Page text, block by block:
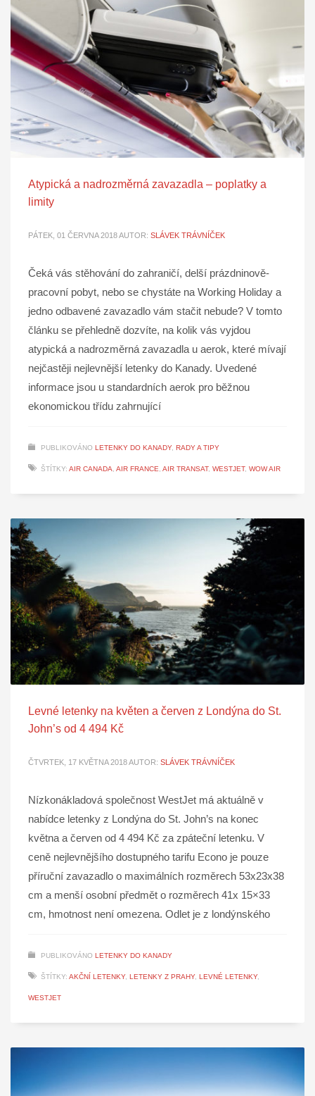
Atypická a nadrozměrná zavazadla – poplatky a
limity
PÁTEK, 01 ČERVNA 2018AUTOR: SLÁVEK TRÁVNÍČEK
Čeká vás stěhování do zahraničí, delší prázdninově-
pracovní pobyt, nebo se chystáte na Working Holiday a
jedno odbavené zavazadlo vám stačit nebude? V tomto
článku se přehledně dozvíte, na kolik vás vyjdou
atypická a nadrozměrná zavazadla u aerok, které mívají
nejčastěji nejlevnější letenky do Kanady. Uvedené
informace jsou u standardních aerok pro běžnou
ekonomickou třídu zahrnující
PUBLIKOVÁNO LETENKY DO KANADY, RADY A TIPY
ŠTÍTKY: AIR CANADA, AIR FRANCE, AIR TRANSAT, WESTJET, WOW AIR
Levné letenky na květen a červen z Londýna do St.
John’s od 4 494 Kč
ČTVRTEK, 17 KVĚTNA 2018AUTOR: SLÁVEK TRÁVNÍČEK
Nízkonákladová společnost WestJet má aktuálně v
nabídce letenky z Londýna do St. John’s na konec
května a červen od 4 494 Kč za zpáteční letenku. V
ceně nejlevnějšího dostupného tarifu Econo je pouze
příruční zavazadlo o maximálních rozměrech 53x23x38
cm a menší osobní předmět o rozměrech 41x 15×33
cm, hmotnost není omezena. Odlet je z londýnského
PUBLIKOVÁNO LETENKY DO KANADY
ŠTÍTKY: AKČNÍ LETENKY, LETENKY Z PRAHY, LEVNÉ LETENKY,
WESTJET